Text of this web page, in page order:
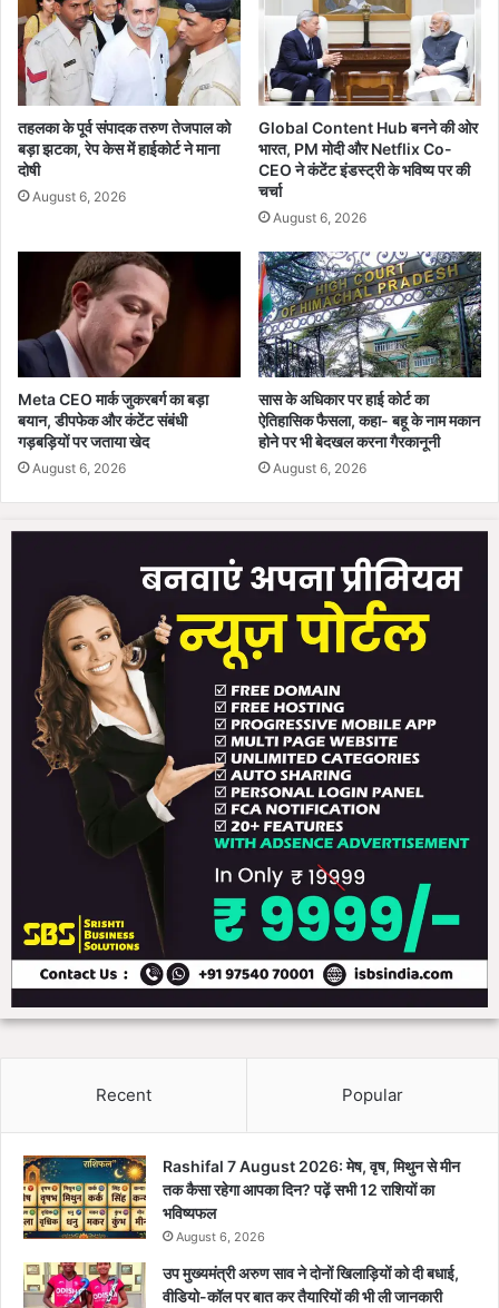
ख
में
खो
ज
ते
ज
तहलका के पूर्व संपादक तरुण तेजपाल को
बड़ा झटका, रेप केस में हाईकोर्ट ने माना
दोषी
August 6, 2026
Global Content Hub बनने की ओर
भारत, PM मोदी और Netflix Co-
CEO ने कंटेंट इंडस्ट्री के भविष्य पर की
चर्चा
August 6, 2026
Meta CEO मार्क जुकरबर्ग का बड़ा
बयान, डीपफेक और कंटेंट संबंधी
गड़बड़ियों पर जताया खेद
August 6, 2026
सास के अधिकार पर हाई कोर्ट का
ऐतिहासिक फैसला, कहा- बहू के नाम मकान
होने पर भी बेदखल करना गैरकानूनी
August 6, 2026
Recent Popular
Rashifal 7 August 2026: मेष, वृष, मिथुन से मीन
तक कैसा रहेगा आपका दिन? पढ़ें सभी 12 राशियों का
भविष्यफल
August 6, 2026
उप मुख्यमंत्री अरुण साव ने दोनों खिलाड़ियों को दी बधाई,
वीडियो-कॉल पर बात कर तैयारियों की भी ली जानकारी